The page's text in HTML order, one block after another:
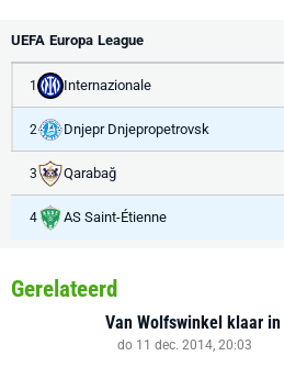
UEFA Europa League
1 Internazionale
2 Dnjepr Dnjepropetrovsk
3 Qarabağ
4 AS Saint-Étienne
Gerelateerd
Van Wolfswinkel klaar
do 11 dec. 2014, 20:03